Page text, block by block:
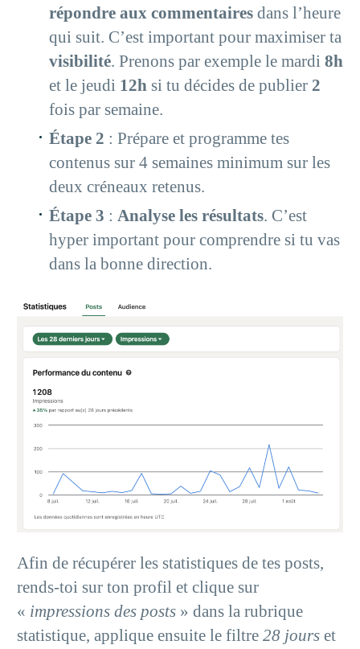
répondre aux commentaires dans l’heure
qui suit. C’est important pour maximiser ta
visibilité. Prenons par exemple le mardi 8h
et le jeudi 12h si tu décides de publier 2
fois par semaine.
Étape 2 : Prépare et programme tes
contenus sur 4 semaines minimum sur les
deux créneaux retenus.
Étape 3 : Analyse les résultats. C’est
hyper important pour comprendre si tu vas
dans la bonne direction.
Afin de récupérer les statistiques de tes posts,
rends-toi sur ton profil et clique sur
« impressions des posts » dans la rubrique
statistique, applique ensuite le filtre 28 jours et